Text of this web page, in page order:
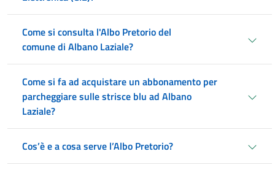
Come si consulta l'Albo Pretorio del
comune di Albano Laziale?
Come si fa ad acquistare un abbonamento per
parcheggiare sulle strisce blu ad Albano
Laziale?
Cos’è e a cosa serve l’Albo Pretorio?